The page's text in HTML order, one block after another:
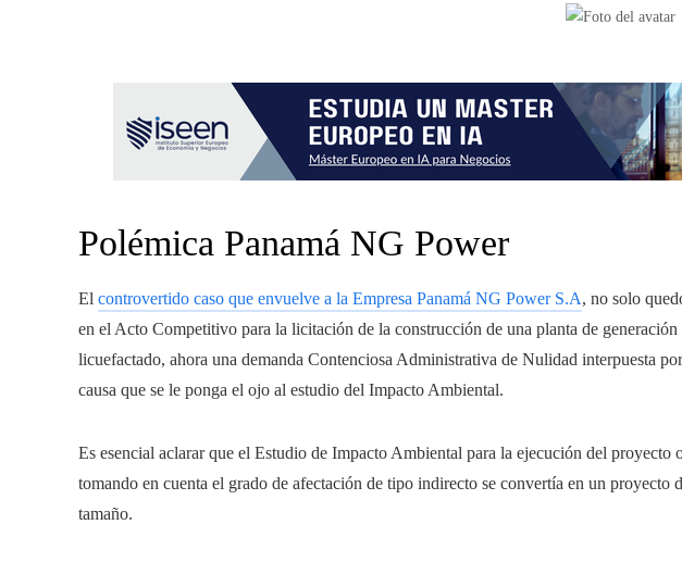
Polémica Panamá NG Power
El controvertido caso que envuelve a la Empresa Panamá NG Power S.A, no solo
en el Acto Competitivo para la licitación de la construcción de una planta de generación
licuefactado, ahora una demanda Contenciosa Administrativa de Nulidad interpuesta
causa que se le ponga el ojo al estudio del Impacto Ambiental.
Es esencial aclarar que el Estudio de Impacto Ambiental para la ejecución del proyecto
tomando en cuenta el grado de afectación de tipo indirecto se convertía en un proyecto
tamaño.